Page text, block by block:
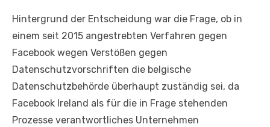
Hintergrund der Entscheidung war die Frage, ob in
einem seit 2015 angestrebten Verfahren gegen
Facebook wegen Verstößen gegen
Datenschutzvorschriften die belgische
Datenschutzbehörde überhaupt zuständig sei, da
Facebook Ireland als für die in Frage stehenden
Prozesse verantwortliches Unternehmen